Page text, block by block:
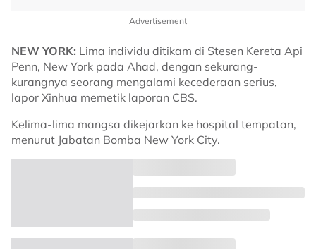
Advertisement
NEW YORK: Lima individu ditikam di Stesen Kereta Api
Penn, New York pada Ahad, dengan sekurang-
kurangnya seorang mengalami kecederaan serius,
lapor Xinhua memetik laporan CBS.
Kelima-lima mangsa dikejarkan ke hospital tempatan,
menurut Jabatan Bomba New York City.